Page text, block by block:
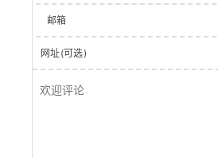
邮箱
网址(可选)